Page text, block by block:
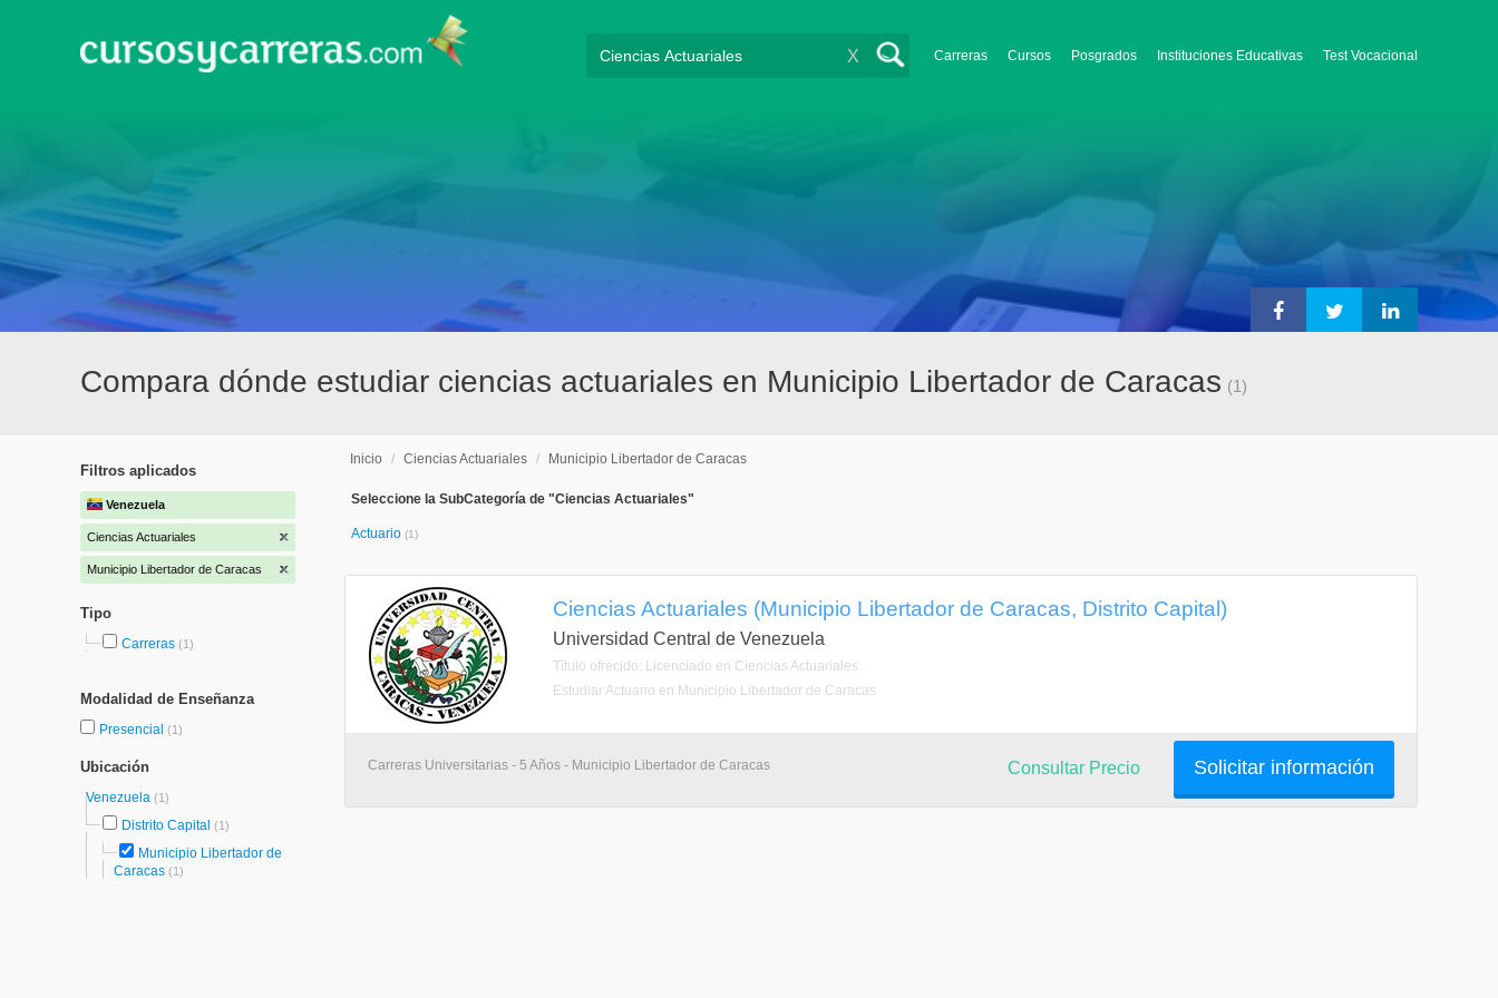
Carreras Cursos Posgrados Instituciones Educativas Test Vocacional
X
Compara dónde estudiar ciencias actuariales en Municipio Libertador de Caracas (1)
Filtros aplicados
Venezuela
Ciencias Actuariales
Municipio Libertador de Caracas
Tipo
Carreras (1)
Modalidad de Enseñanza
Presencial (1)
Ubicación
Venezuela (1)
Distrito Capital (1)
Municipio Libertador de
Caracas (1)
Inicio / Ciencias Actuariales / Municipio Libertador de Caracas
Seleccione la SubCategoría de "Ciencias Actuariales"
Actuario (1)
Ciencias Actuariales (Municipio Libertador de Caracas, Distrito Capital)
Universidad Central de Venezuela
Título ofrecido: Licenciado en Ciencias Actuariales.
Estudiar Actuario en Municipio Libertador de Caracas
Carreras Universitarias - 5 Años - Municipio Libertador de Caracas Solicitar información
Consultar Precio